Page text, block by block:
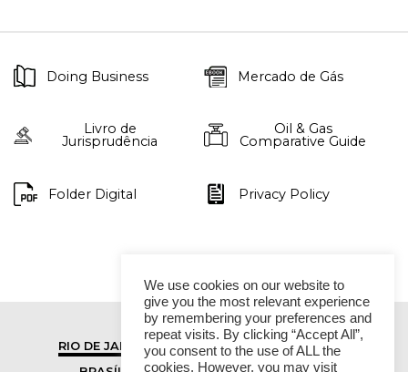
Doing Business Mercado de Gás
Livro de
Jurisprudência
Oil & Gas
Comparative Guide
Folder Digital Privacy Policy
RIO DE JANEIRO
SÃO PAULO
We use cookies on our website to
give you the most relevant experience
by remembering your preferences and
repeat visits. By clicking “Accept All”,
you consent to the use of ALL the
cookies. However, you may visit